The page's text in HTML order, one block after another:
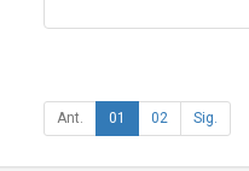
Ant. 01 02 Sig.